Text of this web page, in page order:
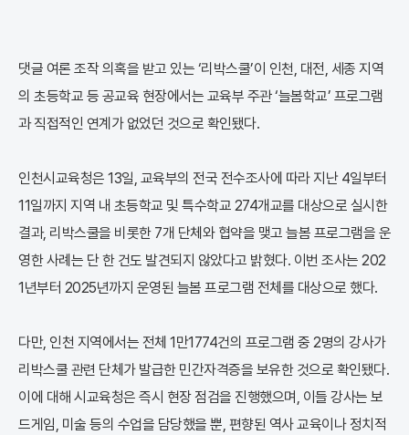
댓글 여론 조작 의혹을 받고 있는 ‘리박스쿨’이 인천, 대전, 세종 지역
의 초등학교 등 공교육 현장에서는 교육부 주관 ‘늘봄학교’ 프로그램
과 직접적인 연계가 없었던 것으로 확인됐다.
인천시교육청은 13일, 교육부의 전국 전수조사에 따라 지난 4일부터
11일까지 지역 내 초등학교 및 특수학교 274개교를 대상으로 실시한
결과, 리박스쿨을 비롯한 7개 단체와 협약을 맺고 늘봄 프로그램을 운
영한 사례는 단 한 건도 발견되지 않았다고 밝혔다. 이번 조사는 202
1년부터 2025년까지 운영된 늘봄 프로그램 전체를 대상으로 했다.
다만, 인천 지역에서는 전체 1만1774건의 프로그램 중 2명의 강사가
리박스쿨 관련 단체가 발급한 민간자격증을 보유한 것으로 확인됐다.
이에 대해 시교육청은 즉시 현장 점검을 진행했으며, 이들 강사는 보
드게임, 미술 등의 수업을 담당했을 뿐, 편향된 역사 교육이나 정치적